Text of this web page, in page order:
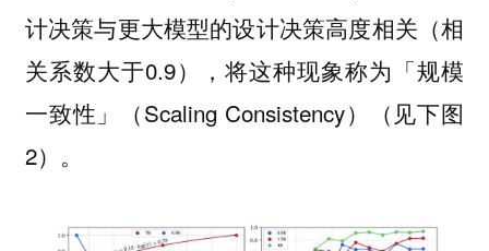
计决策与更大模型的设计决策高度相关（相
关系数大于0.9），将这种现象称为「规模
一致性」（Scaling Consistency）（见下图
2）。